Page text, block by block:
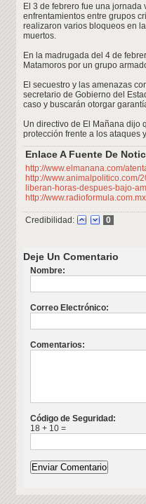
El 3 de febrero fue una
enfrentamientos entre grupos
realizaron varios bloqueos en
muertos.
En la madrugada del 4 de
Matamoros por un grupo
El secuestro y las amenazas
secretario de Gobierno del
caso y buscarán otorgar
Un directivo de El Mañana dijo
protección frente a los ataques
Enlace A Fuente De
http://www.elmanana.com/
http://
liberan-horas-despues-bajo-
http://
Credibilidad: 0
Deje Un Comentario
Nombre:
Correo Electrónico:
Comentarios:
Código de Seguridad:
18 + 10 =